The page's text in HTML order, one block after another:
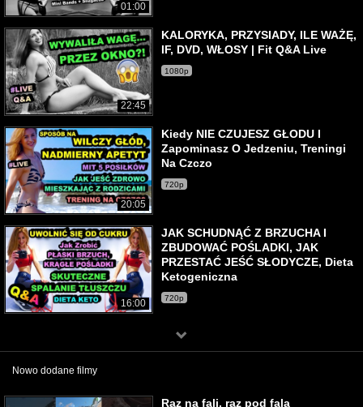
01:00
22:45
KALORYKA, PRZYSIADY, ILE WAŻĘ,
IF, DVD, WŁOSY | Fit Q&A Live
1080p
20:05
Kiedy NIE CZUJESZ GŁODU I
Zapominasz O Jedzeniu, Treningi
Na Czczo
720p
16:00
JAK SCHUDNĄĆ Z BRZUCHA I
ZBUDOWAĆ POŚLADKI, JAK
PRZESTAĆ JEŚĆ SŁODYCZE, Dieta
Ketogeniczna
720p
Nowo dodane filmy
Raz na fali, raz pod falą